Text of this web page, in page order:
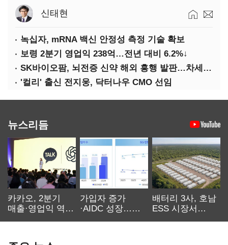
신태현
녹십자, mRNA 백신 안정성 측정 기술 확보
보령 2분기 영업익 238억…전년 대비 6.2%↓
SK바이오팜, 뇌전증 신약 해외 흥행 발판…차세대 신약 개발 속도
'컬리' 출신 전지웅, 닥터나우 CMO 선임
뉴스리듬
카카오, 2분기
매출·영업익 역대
가입자 증가
·AIDC 성장…
배터리 3사, 호남
ESS 시장서